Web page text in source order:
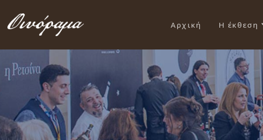
Αρχική Η έκθεση